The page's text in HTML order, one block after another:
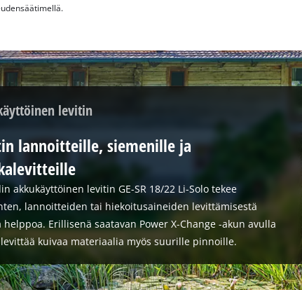
levitin
lannoitteille, siemenille ja
akkukäyttöinen levitin GE-SR 18/22 Li-Solo tekee
lannoitteiden tai hiekoitusaineiden levittämisestä
helppoa. Erillisenä saatavan Power X-Change -akun avulla
kuivaa materiaalia myös suurille pinnoille.